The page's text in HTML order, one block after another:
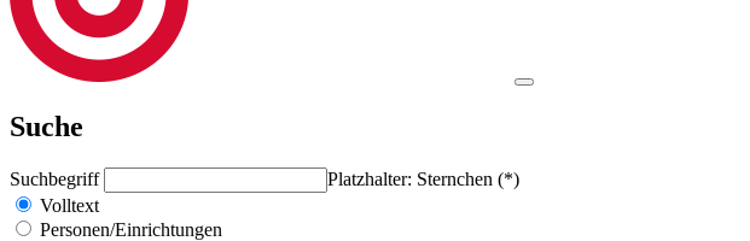
Suche
Suchbegriff
Platzhalter: Sternchen (*)
Volltext
Personen/Einrichtungen